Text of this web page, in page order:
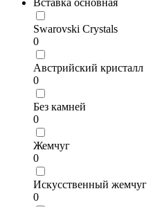
Вставка основная
Swarovski Crystals
0
Австрийский кристалл
0
Без камней
0
Жемчуг
0
Искусственный жемчуг
0